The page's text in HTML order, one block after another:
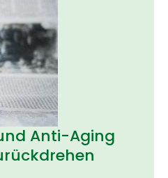
Anti-Aging